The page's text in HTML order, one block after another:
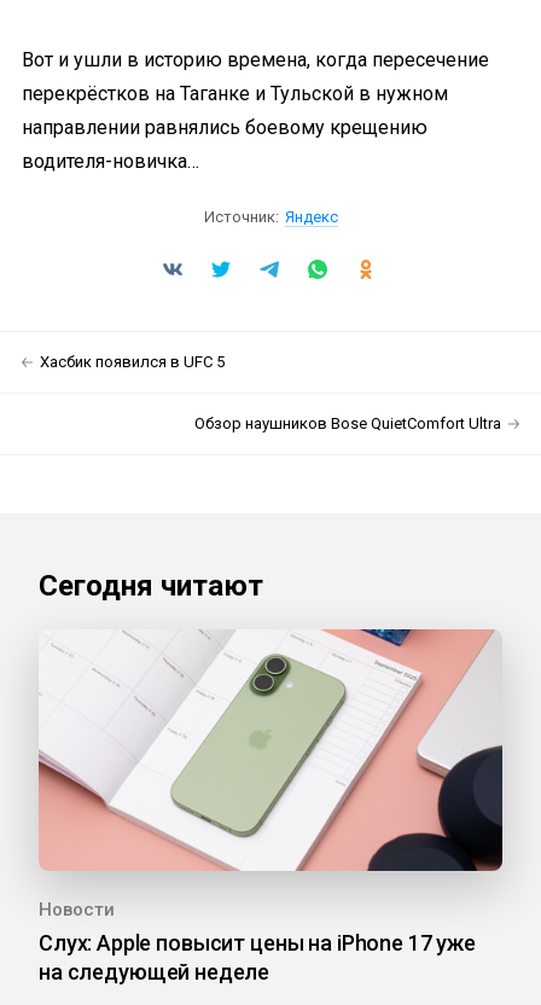
Вот и ушли в историю времена, когда пересечение
перекрёстков на Таганке и Тульской в нужном
направлении равнялись боевому крещению
водителя-новичка…
Источник: Яндекс
Хасбик появился в UFC 5
Обзор наушников Bose QuietComfort Ultra
Сегодня читают
Новости
Слух: Apple повысит цены на iPhone 17 уже
на следующей неделе